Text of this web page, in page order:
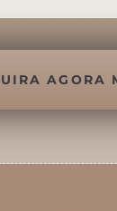
AGORA